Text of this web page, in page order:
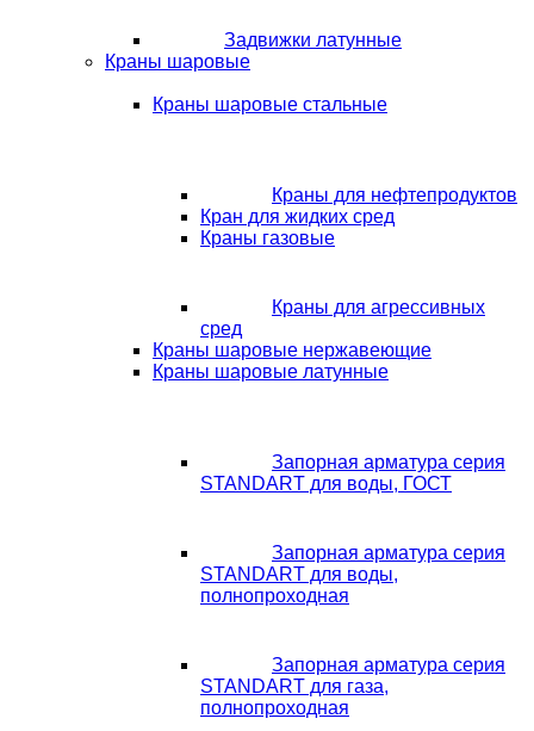
Задвижки латунные
Краны шаровые
Краны шаровые стальные
Краны для нефтепродуктов
Кран для жидких сред
Краны газовые
Краны для агрессивных
сред
Краны шаровые нержавеющие
Краны шаровые латунные
Запорная арматура серия
STANDART для воды, ГОСТ
Запорная арматура серия
STANDART для воды,
полнопроходная
Запорная арматура серия
STANDART для газа,
полнопроходная